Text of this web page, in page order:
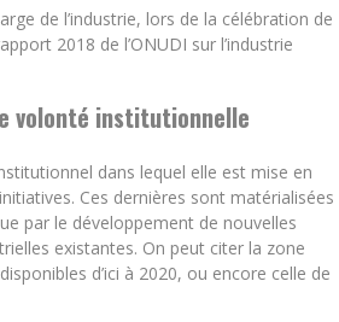
de l’industrie, lors de la célébration de
2018 de l’ONUDI sur l’industrie
volonté institutionnelle
dans lequel elle est mise en
Ces dernières sont matérialisées
par le développement de nouvelles
existantes. On peut citer la zone
d’ici à 2020, ou encore celle de